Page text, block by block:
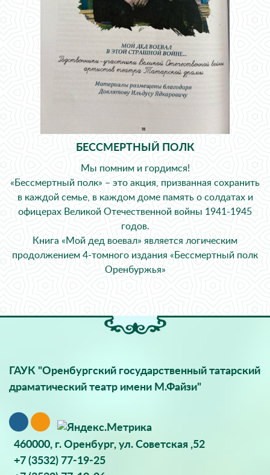
БЕССМЕРТНЫЙ ПОЛК
Мы помним и гордимся!
«Бессмертный полк» – это акция, призванная сохранить
в каждой семье, в каждом доме память о солдатах и
офицерах Великой Отечественной войны 1941-1945
годов.
Книга «Мой дед воевал» является логическим
продолжением 4-томного издания «Бессмертный полк
Оренбуржья»
ГАУК "Оренбургский государственный татарский
драматический театр имени М.Файзи"
460000, г. Оренбург, ул. Советская ,52
+7 (3532) 77-19-25